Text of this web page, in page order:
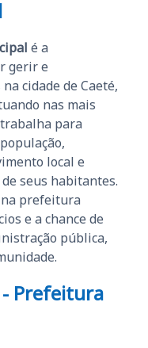
é a
gerir e
cidade de Caeté,
nas mais
para
local e
seus habitantes.
prefeitura
e a chance de
pública,
Prefeitura